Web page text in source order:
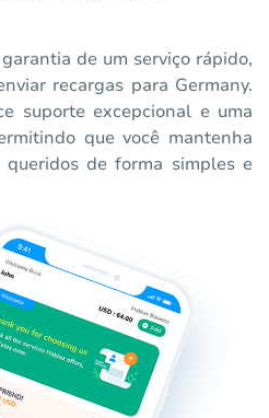
de um serviço rápido,
recargas para Germany.
suporte excepcional e uma
que você mantenha
de forma simples e